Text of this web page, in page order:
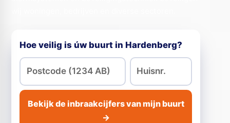
Hoe veilig is úw buurt in Hardenberg?
Bekijk de inbraakcijfers van mijn buurt
→